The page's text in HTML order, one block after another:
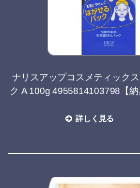
ナリスアップコスメティック
ク A 100g 4955814103798【納
詳しく見る